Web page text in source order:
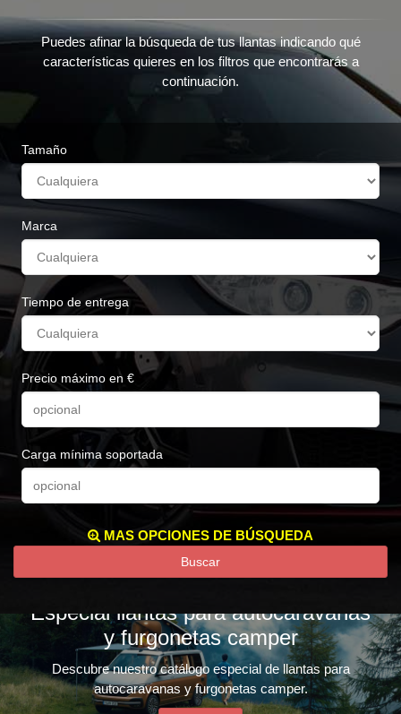
Puedes afinar la búsqueda de tus llantas indicando qué
características quieres en los filtros que encontrarás a
continuación.
Tamaño
Marca
Tiempo de entrega
Precio máximo en €
Carga mínima soportada
MAS OPCIONES DE BÚSQUEDA
Buscar
Especial llantas para autocaravanas
y furgonetas camper
Descubre nuestro catálogo especial de llantas para
autocaravanas y furgonetas camper.